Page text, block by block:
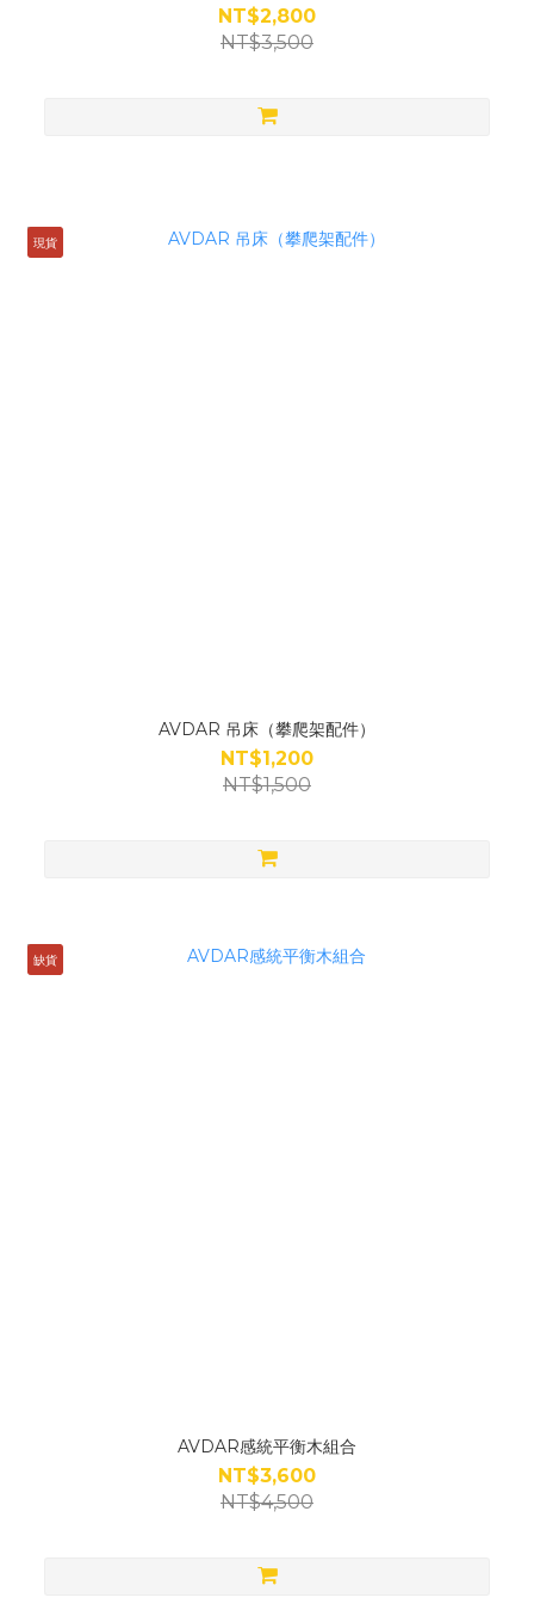
NT$2,800
NT$3,500
現貨
AVDAR 吊床（攀爬架配件）
NT$1,200
NT$1,500
缺貨
AVDAR感統平衡木組合
NT$3,600
NT$4,500